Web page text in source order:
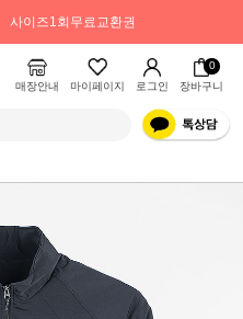
사이즈1회무료교환권
매장안내 마이페이지 로그인
0
장바구니